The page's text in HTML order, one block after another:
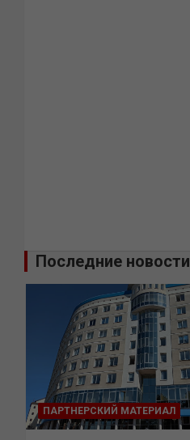
Последние новости
ПАРТНЕРСКИЙ МАТЕРИАЛ